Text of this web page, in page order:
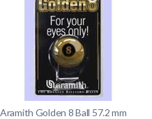
Aramith Golden 8 Ball 57.2 mm